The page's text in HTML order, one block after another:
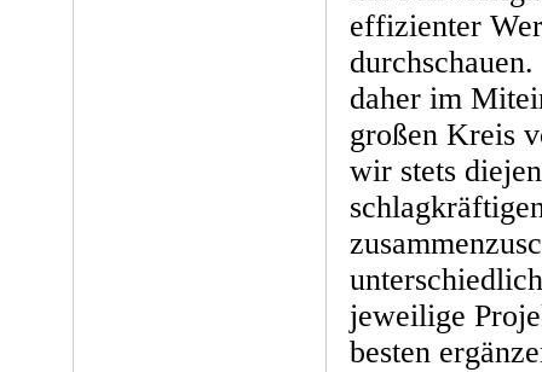
effizienter
daher im
großen Kreis
wir stets
jeweilige
besten